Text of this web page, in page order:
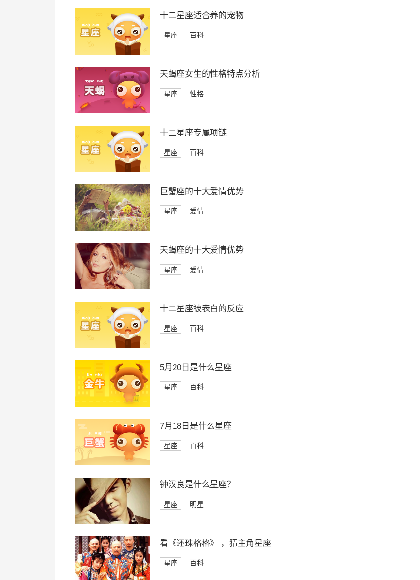
十二星座适合养的宠物
星座 百科
天蝎座女生的性格特点分析
星座 性格
十二星座专属项链
星座 百科
巨蟹座的十大爱情优势
星座 爱情
天蝎座的十大爱情优势
星座 爱情
十二星座被表白的反应
星座 百科
5月20日是什么星座
星座 百科
7月18日是什么星座
星座 百科
钟汉良是什么星座？
星座 明星
看《还珠格格》 ，猜主角星座
星座 百科